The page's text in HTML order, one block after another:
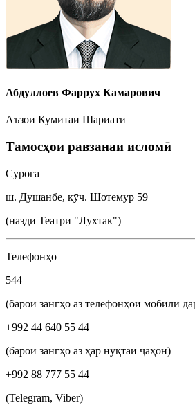
Абдуллоев Фаррух Камарович
Аъзои Кумитаи Шариатӣ
Тамосҳои равзанаи исломӣ
Суроға
ш. Душанбе, кӯч. Шотемур 59
(назди Театри "Лухтак")
Телефонҳо
544
(барои зангҳо аз телефонҳои мобилӣ
+992 44 640 55 44
(барои зангҳо аз ҳар нуқтаи ҷаҳон)
+992 88 777 55 44
(Telegram, Viber)